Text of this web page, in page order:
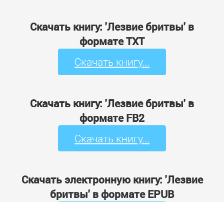
Скачать книгу: 'Лезвие бритвы' в
формате TXT
Скачать книгу...
Скачать книгу: 'Лезвие бритвы' в
формате FB2
Скачать книгу...
Скачать электронную книгу: 'Лезвие
бритвы' в формате EPUB